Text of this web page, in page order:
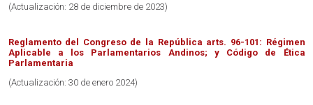
(Actualización: 28 de diciembre de 2023)
Reglamento del Congreso de la República arts. 96-101: Régimen
Aplicable a los Parlamentarios Andinos; y Código de Ética
Parlamentaria
(Actualización: 30 de enero 2024)